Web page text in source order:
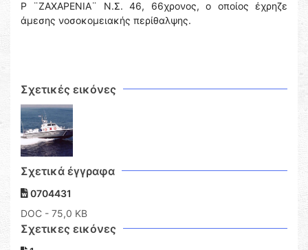
Ρ ¨ΖΑΧΑΡΕΝΙΑ¨ Ν.Σ. 46, 66χρονος, ο οποίος έχρηζε
άμεσης νοσοκομειακής περίθαλψης.
Σχετικές εικόνες
Σχετικά έγγραφα
0704431
DOC - 75,0 KB
Σχετικες εικόνες